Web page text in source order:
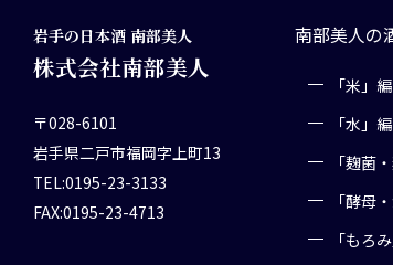
岩手の日本酒 南部美人
株式会社南部美人
〒028-6101
岩手県二戸市福岡字上町13
TEL:0195-23-3133
FAX:0195-23-4713
南部美人の
「米」編
「水」編
「麹菌
「酵母
「もろ